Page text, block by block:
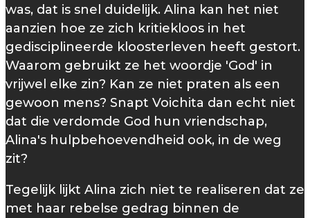
was, dat is snel duidelijk. Alina kan het niet
aanzien hoe ze zich kritiekloos in het
gedisciplineerde kloosterleven heeft gestort.
Waarom gebruikt ze het woordje 'God' in
vrijwel elke zin? Kan ze niet praten als een
gewoon mens? Snapt Voichita dan echt niet
dat die verdomde God hun vriendschap,
Alina's hulpbehoevendheid ook, in de weg
zit?
Tegelijk lijkt Alina zich niet te realiseren dat ze
met haar rebelse gedrag binnen de